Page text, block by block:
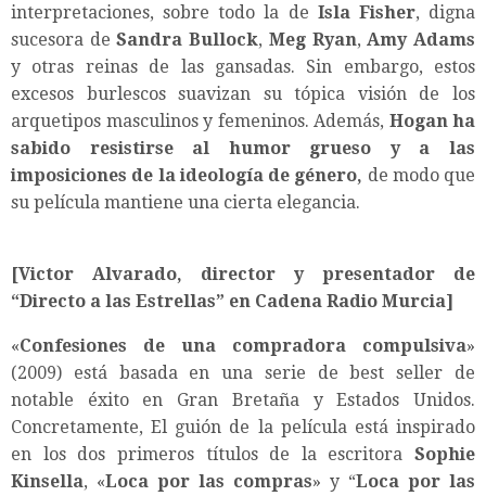
interpretaciones, sobre todo la de Isla Fisher, digna
sucesora deSandra Bullock, Meg Ryan, Amy Adams
y otras reinas de las gansadas. Sin embargo, estos
excesos burlescos suavizan su tópica visión de los
arquetipos masculinos y femeninos. Además, Hogan ha
sabido resistirse al humor grueso y a las
imposiciones de la ideología de género, de modo que
su película mantiene una cierta elegancia.
[Victor Alvarado, director y presentador de
“Directo a las Estrellas” en Cadena Radio Murcia]
«Confesiones de una compradora compulsiva»
(2009) está basada en una serie de best seller de
notable éxito en Gran Bretaña y Estados Unidos.
Concretamente, El guión de la película está inspirado
en los dos primeros títulos de la escritora Sophie
Kinsella, «Loca por las compras» y “Loca por las